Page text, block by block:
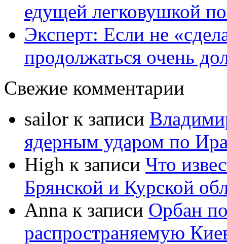
едущей легковушкой
Эксперт: Если не
продолжаться очень
Свежие комментарии
sailor к записи
ядерным ударом по
High к записи Что
Брянской и Курской
Anna к записи Орбан
распространяемую